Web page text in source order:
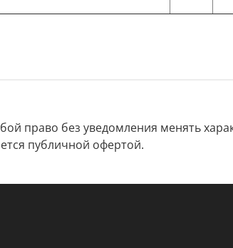
право без уведомления менять
публичной офертой.